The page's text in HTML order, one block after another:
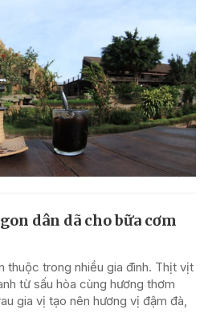
dân dã cho bữa cơm
thuộc trong nhiều gia đình. Thịt vịt
từ sấu hòa cùng hương thơm
gia vị tạo nên hương vị đậm đà,